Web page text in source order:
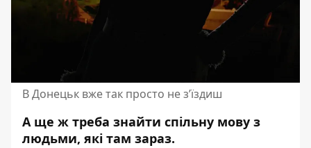
В Донецьк вже так просто не з’їздиш
А ще ж треба знайти спільну мову з
людьми, які там зараз.